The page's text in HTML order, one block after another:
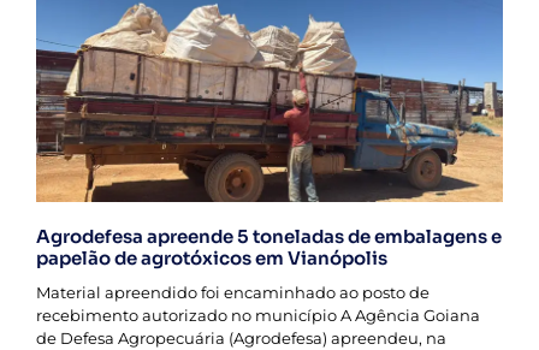
Agrodefesa apreende 5 toneladas de embalagens e
papelão de agrotóxicos em Vianópolis
Material apreendido foi encaminhado ao posto de
recebimento autorizado no município A Agência Goiana
de Defesa Agropecuária (Agrodefesa) apreendeu, na